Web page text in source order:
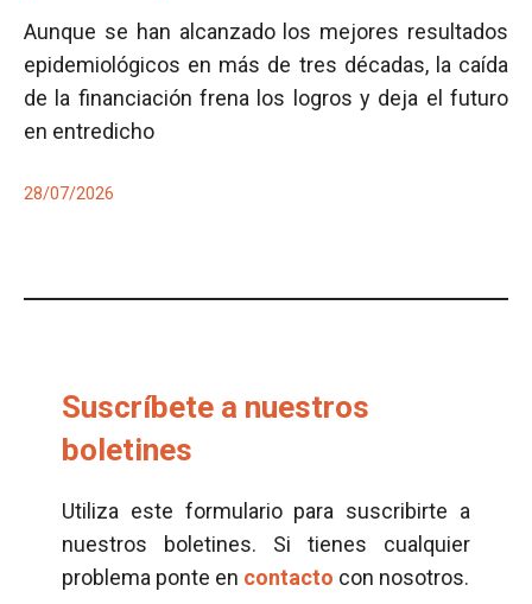
Aunque se han alcanzado los mejores resultados
epidemiológicos en más de tres décadas, la caída
de la financiación frena los logros y deja el futuro
en entredicho
28/07/2026
Suscríbete a nuestros
boletines
Utiliza este formulario para suscribirte a
nuestros boletines. Si tienes cualquier
problema ponte en contacto con nosotros.